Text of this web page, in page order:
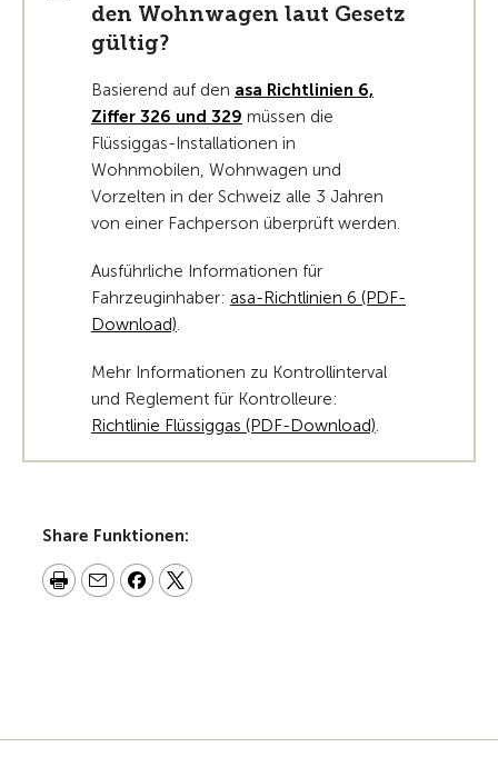
den Wohnwagen laut Gesetz
gültig?
Basierend auf den asa Richtlinien 6,
Ziffer 326 und 329 müssen die
Flüssiggas-Installationen in
Wohnmobilen, Wohnwagen und
Vorzelten in der Schweiz alle 3 Jahren
von einer Fachperson überprüft werden.
Ausführliche Informationen für
Fahrzeuginhaber: asa-Richtlinien 6 (PDF-
Download).
Mehr Informationen zu Kontrollinterval
und Reglement für Kontrolleure:
Richtlinie Flüssiggas (PDF-Download).
Share Funktionen: